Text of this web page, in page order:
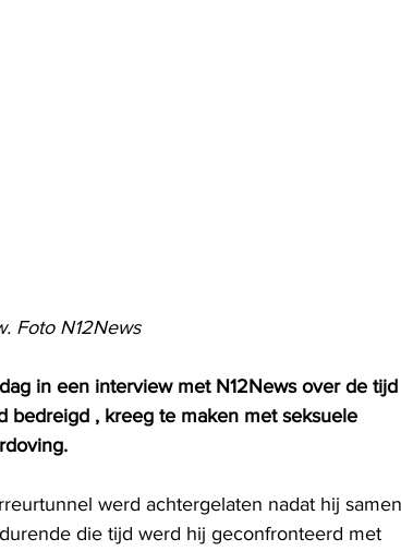
Foto N12News
in een interview met N12News over de tijd
bedreigd , kreeg te maken met seksuele
werd achtergelaten nadat hij samen
die tijd werd hij geconfronteerd met